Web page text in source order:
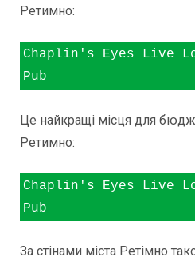
Ретимно:
Chaplin's Eyes Live
Pub
Це найкращі місця для
Ретимно:
Chaplin's Eyes Live
Pub
За стінами міста Ретімно